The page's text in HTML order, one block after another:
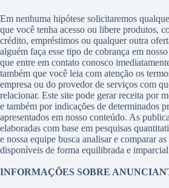
Em nenhuma hipótese solicitaremos
que você tenha acesso ou libere produtos,
crédito, empréstimos ou qualquer outra
alguém faça esse tipo de cobrança em
que entre em contato conosco
também que você leia com atenção os
empresa ou do provedor de serviços com
relacionar. Este site pode gerar receita por
e também por indicações de determinados
apresentados em nosso conteúdo. As
elaboradas com base em pesquisas
e nossa equipe busca analisar e comparar as
disponíveis de forma equilibrada e
INFORMAÇÕES SOBRE